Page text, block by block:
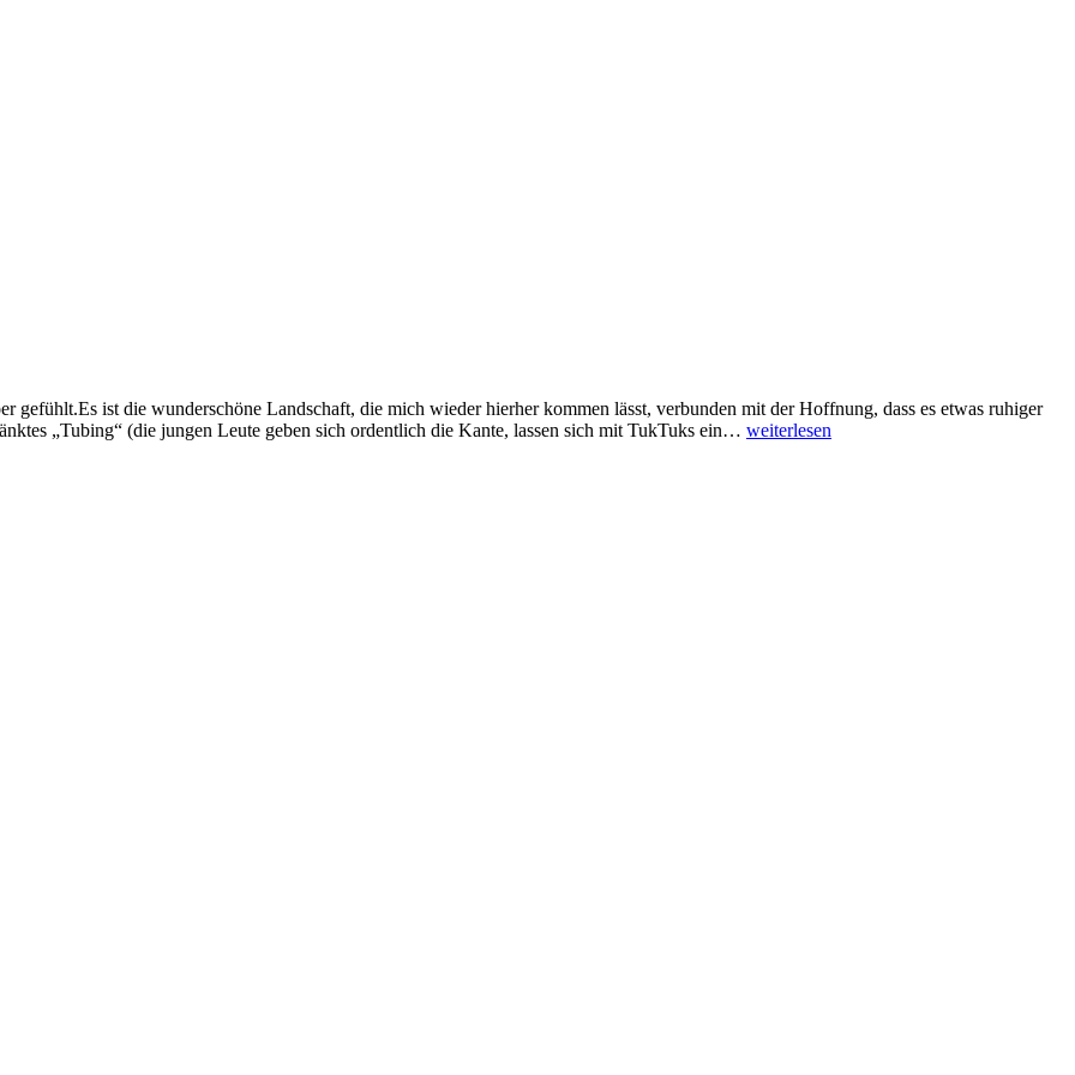
gefühlt.Es ist die wunderschöne Landschaft, die mich wieder hierher kommen lässt, verbunden mit der Hoffnung, dass es etwas ruhiger
„Tubing“ (die jungen Leute geben sich ordentlich die Kante, lassen sich mit TukTuks ein… Vang
weiterlesen